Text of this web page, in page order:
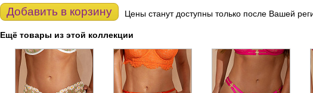
Добавить в корзину Цены станут доступны только после Вашей
Ещё товары из этой коллекции